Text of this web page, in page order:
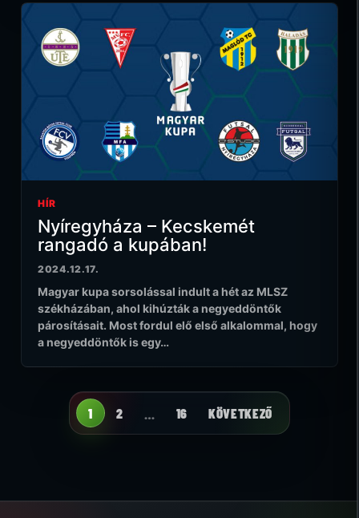
HÍR
Nyíregyháza – Kecskemét
rangadó a kupában!
2024.12.17.
Magyar kupa sorsolással indult a hét az MLSZ
székházában, ahol kihúzták a negyeddöntők
párosításait. Most fordul elő első alkalommal, hogy
a negyeddöntők is egy…
1 2 16 KÖVETKEZŐ